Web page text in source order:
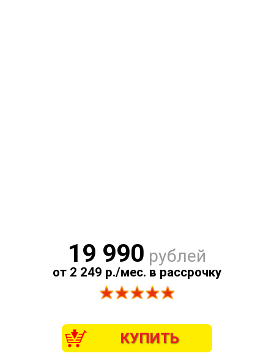
19 990 рублей
от 2 249 р./мес. в рассрочку
КУПИТЬ